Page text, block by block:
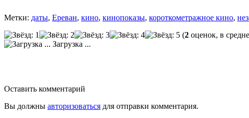
Метки: даты, Ереван, кино, кинопоказы, короткометражное кино,
(2 оценок, в
Загрузка ...
Оставить комментарий
Вы должны авторизоваться для отправки комментария.